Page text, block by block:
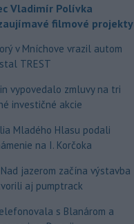
Vladimír Polívka
filmové projekty
v Mníchove vrazil autom
TREST
vypovedalo zmluvy na tri
investičné akcie
Mladého Hlasu podali
na I. Korčoka
jazerom začína výstavba
aj pumptrack
s Blanárom a